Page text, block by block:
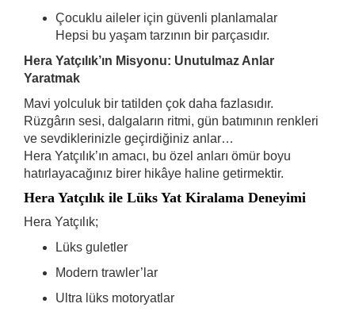
Çocuklu aileler için güvenli planlamalar
Hepsi bu yaşam tarzının bir parçasıdır.
Hera Yatçılık’ın Misyonu: Unutulmaz Anlar
Yaratmak
Mavi yolculuk bir tatilden çok daha fazlasıdır.
Rüzgârın sesi, dalgaların ritmi, gün batımının renkleri
ve sevdiklerinizle geçirdiğiniz anlar…
Hera Yatçılık’ın amacı, bu özel anları ömür boyu
hatırlayacağınız birer hikâye haline getirmektir.
Hera Yatçılık ile Lüks Yat Kiralama Deneyimi
Hera Yatçılık;
Lüks guletler
Modern trawler’lar
Ultra lüks motoryatlar